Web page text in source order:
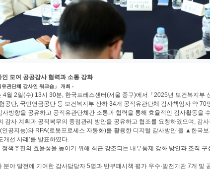
모여 공공감사 협력과 소통 강화
관단체 감사인 워크숍」 개최 -
4월 2일(수) 13시 30분, 한국프레스센터(서울 중구)에서「2025년 보건복지부
공단, 국민연금공단 등 보건복지부 산하 34개 공직유관단체 감사책임자 약 70
방향을 공유하고 공직유관단체간 소통과 협력을 통해 효율적인 감사활동을
감사 계획과 공직복무의 중점관리 방안을 공유하고 협조를 요청하였으며, 감
인공지능)와 RPA(로봇프로세스 자동화)를 활용한 디지털 감사방안’을 ▲한국
선 사례’를 발표하였다.
책추진의 효율성을 높이기 위해 최근 강조되는 내부통제 강화 방안과 조직 구
분야 발전에 기여한 감사담당자 5명과 반부패시책 평가 우수·발전기관 7개 및